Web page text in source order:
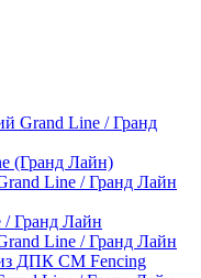
Grand Line / Гранд
(Гранд Лайн)
Line / Гранд Лайн
/ Гранд Лайн
Line / Гранд Лайн
ДПК CM Fencing